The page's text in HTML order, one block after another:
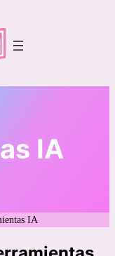
IA
IA